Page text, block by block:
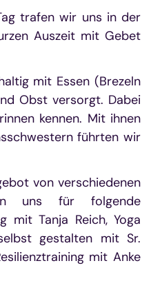
trafen wir uns in der
Auszeit mit Gebet
mit Essen (Brezeln
Obst versorgt. Dabei
kennen. Mit ihnen
führten wir
von verschiedenen
uns für folgende
mit Tanja Reich, Yoga
gestalten mit Sr.
mit Anke